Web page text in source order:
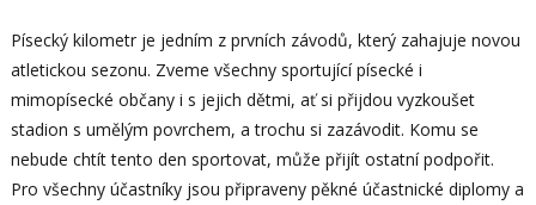
Písecký kilometr je jedním z prvních závodů, který zahajuje novou
atletickou sezonu. Zveme všechny sportující písecké i
mimopísecké občany i s jejich dětmi, ať si přijdou vyzkoušet
stadion s umělým povrchem, a trochu si zazávodit. Komu se
nebude chtít tento den sportovat, může přijít ostatní podpořit.
Pro všechny účastníky jsou připraveny pěkné účastnické diplomy a